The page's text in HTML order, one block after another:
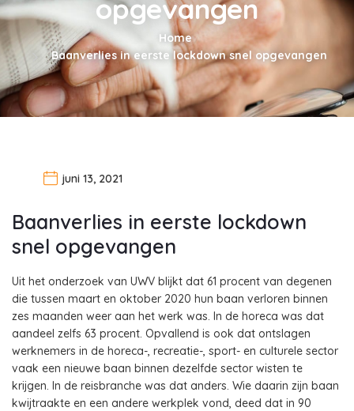
opgevangen
Home
Baanverlies in eerste lockdown snel opgevangen
juni 13, 2021
Baanverlies in eerste lockdown
snel opgevangen
Uit het onderzoek van UWV blijkt dat 61 procent van degenen
die tussen maart en oktober 2020 hun baan verloren binnen
zes maanden weer aan het werk was. In de horeca was dat
aandeel zelfs 63 procent. Opvallend is ook dat ontslagen
werknemers in de horeca-, recreatie-, sport- en culturele sector
vaak een nieuwe baan binnen dezelfde sector wisten te
krijgen. In de reisbranche was dat anders. Wie daarin zijn baan
kwijtraakte en een andere werkplek vond, deed dat in 90